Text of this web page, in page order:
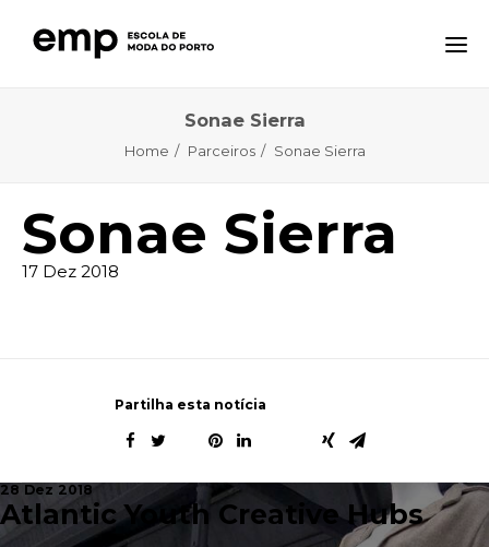
EQAVET
CTE – CENTRO TECNOLÓGICO ESPECIALIZADO
Sonae Sierra
Home Parceiros Sonae Sierra
Sonae Sierra
17 Dez 2018
Partilha esta notícia
28 Dez 2018
Atlantic Youth Creative Hubs